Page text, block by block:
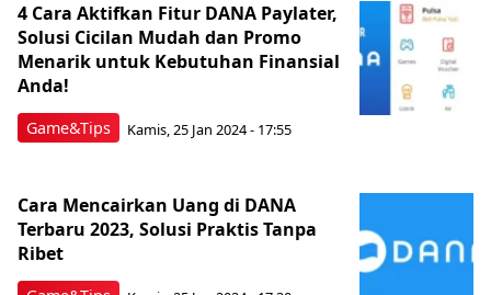
Game&Tips
4 Cara Aktifkan Fitur DANA Paylater,
Solusi Cicilan Mudah dan Promo
Menarik untuk Kebutuhan Finansial
Anda!
Kamis, 25 Jan 2024 - 17:55
Cara Mencairkan Uang di DANA
Terbaru 2023, Solusi Praktis Tanpa
Ribet